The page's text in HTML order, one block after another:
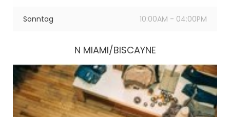
Sonntag 10:00AM - 04:00PM
N MIAMI/BISCAYNE